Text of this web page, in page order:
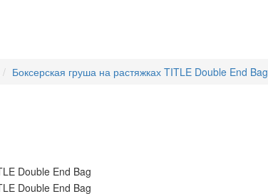
Боксерская груша на растяжках TITLE Double End Bag